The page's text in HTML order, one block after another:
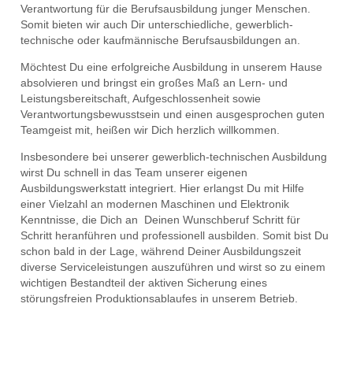
Verantwortung für die Berufsausbildung junger Menschen.
Somit bieten wir auch Dir unterschiedliche, gewerblich-
technische oder kaufmännische Berufsausbildungen an.
Möchtest Du eine erfolgreiche Ausbildung in unserem Hause
absolvieren und bringst ein großes Maß an Lern- und
Leistungsbereitschaft, Aufgeschlossenheit sowie
Verantwortungsbewusstsein und einen ausgesprochen guten
Teamgeist mit, heißen wir Dich herzlich willkommen.
Insbesondere bei unserer gewerblich-technischen Ausbildung
wirst Du schnell in das Team unserer eigenen
Ausbildungswerkstatt integriert. Hier erlangst Du mit Hilfe
einer Vielzahl an modernen Maschinen und Elektronik
Kenntnisse, die Dich an Deinen Wunschberuf Schritt für
Schritt heranführen und professionell ausbilden. Somit bist Du
schon bald in der Lage, während Deiner Ausbildungszeit
diverse Serviceleistungen auszuführen und wirst so zu einem
wichtigen Bestandteil der aktiven Sicherung eines
störungsfreien Produktionsablaufes in unserem Betrieb.